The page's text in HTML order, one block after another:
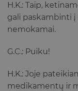
H.K.: Taip,
gali paskambinti į
nemokamai.
G.C.: Puiku!
H.K.: Joje
medikamentų ir